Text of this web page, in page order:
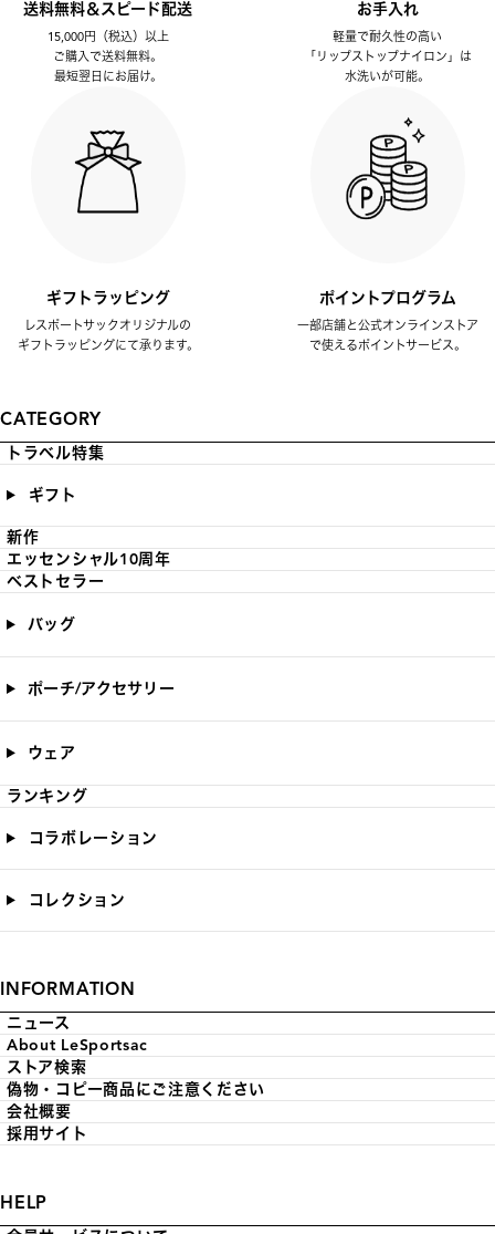
送料無料＆スピード配送
15,000円（税込）以上
ご購入で送料無料。
最短翌日にお届け。
お手入れ
軽量で耐久性の高い
「リップストップナイロン」は
水洗いが可能。
ギフトラッピング
レスポートサックオリジナルの
ギフトラッピングにて承ります。
ポイントプログラム
一部店舗と公式オンラインストア
で使えるポイントサービス。
CATEGORY
トラベル特集
ギフト
新作
エッセンシャル10周年
ベストセラー
バッグ
ポーチ/アクセサリー
ウェア
ランキング
コラボレーション
コレクション
INFORMATION
ニュース
About LeSportsac
ストア検索
偽物・コピー商品にご注意ください
会社概要
採用サイト
HELP